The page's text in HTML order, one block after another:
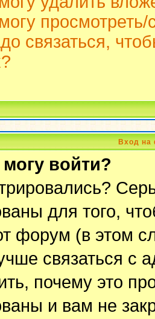
просмотреть/
связаться,
Вход на
войти?
для того,
форум (в этом
связаться с
почему это
и вам не